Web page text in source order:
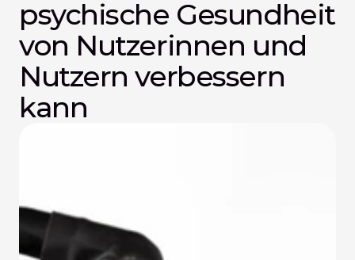
psychische Gesundheit
von Nutzerinnen und
Nutzern verbessern
kann